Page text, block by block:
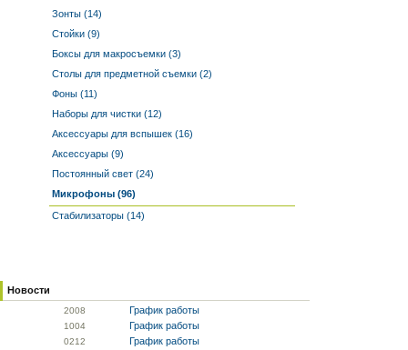
Зонты (14)
Стойки (9)
Боксы для макросъемки (3)
Столы для предметной съемки (2)
Фоны (11)
Наборы для чистки (12)
Аксессуары для вспышек (16)
Аксессуары (9)
Постоянный свет (24)
Микрофоны (96)
Стабилизаторы (14)
Новости
2008 График работы
1004 График работы
0212 График работы